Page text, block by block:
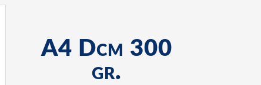
A4 Dcm 300
gr.